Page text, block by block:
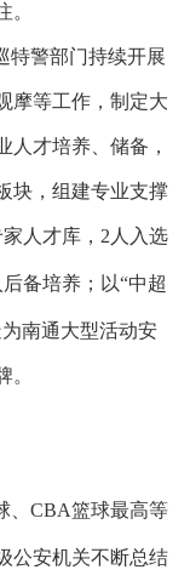
。
特警部门持续开展
摩等工作，制定大
人才培养、储备，
块，组建专业支撑
人才库， 2 人入选
备培养；以“中超
南通大型活动安
。
、CBA篮球最高等
公安机关不断总结